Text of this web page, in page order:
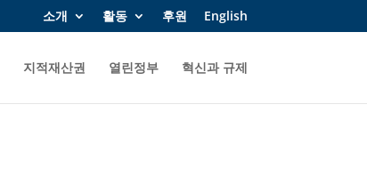
소개 활동 후원 English
지적재산권 열린정부 혁신과 규제